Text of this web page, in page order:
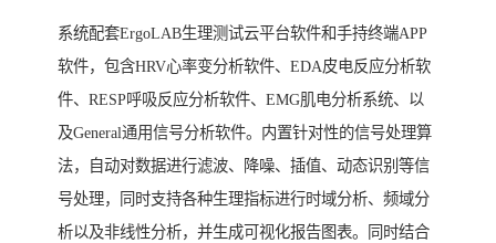
系统配套ErgoLAB生理测试云平台软件和手持终端APP
软件，包含HRV心率变分析软件、EDA皮电反应分析软
件、RESP呼吸反应分析软件、EMG肌电分析系统、以
及General通用信号分析软件。内置针对性的信号处理算
法，自动对数据进行滤波、降噪、插值、动态识别等信
号处理，同时支持各种生理指标进行时域分析、频域分
析以及非线性分析，并生成可视化报告图表。同时结合